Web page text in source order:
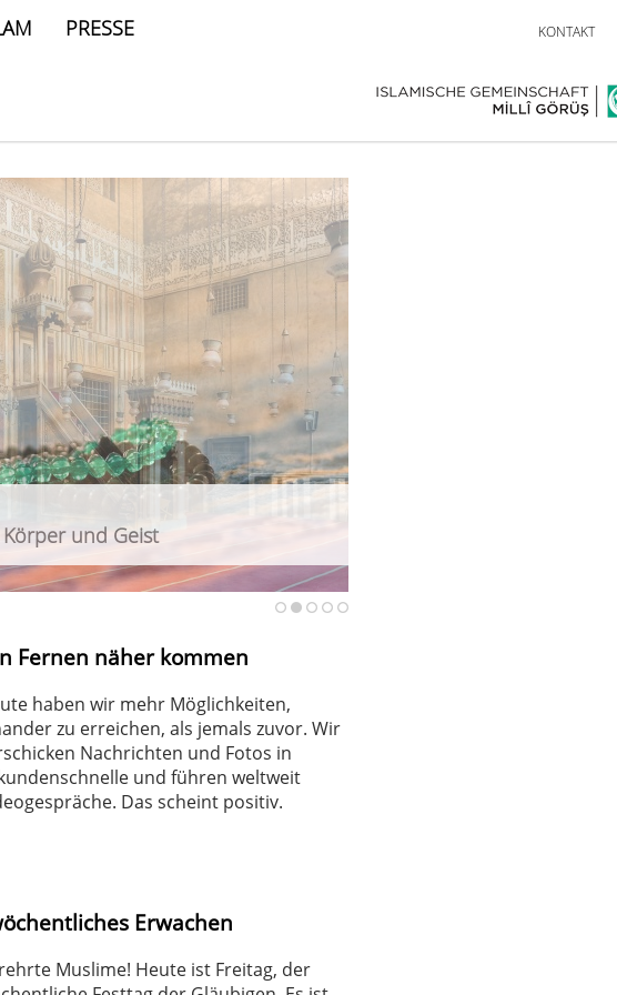
PRESSE KONTAKT
und Geist
Angriff auf Berliner CSD
Fernen näher kommen
haben wir mehr Möglichkeiten,
zu erreichen, als jemals zuvor. Wir
Nachrichten und Fotos in
und führen weltweit
Das scheint positiv.
Erwachen
Muslime! Heute ist Freitag, der